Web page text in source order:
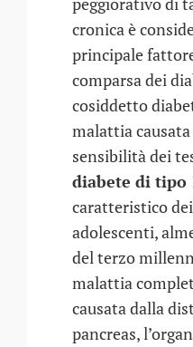
cronica è
principale
comparsa dei
cosiddetto
malattia
sensibilità dei
diabete di tipo
caratteristico
adolescenti,
del terzo
malattia
causata dalla
pancreas,